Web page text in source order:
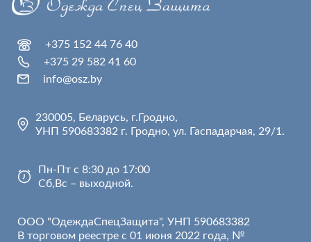
+375 152 44 76 40
+375 29 582 41 60
info@osz.by
230005, Беларусь, г.Гродно,
УНП 590683382 г. Гродно, ул. Гаспадарчая, 29/1.
Пн-Пт с 8:30 до 17:00
Сб,Вс – выходной.
ООО "ОдеждаСпецЗащита", УНП 590683382
В торговом реестре с 01 июня 2022 года, №